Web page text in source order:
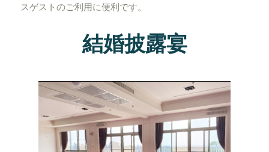
スゲストのご利用に便利です。
結婚披露宴